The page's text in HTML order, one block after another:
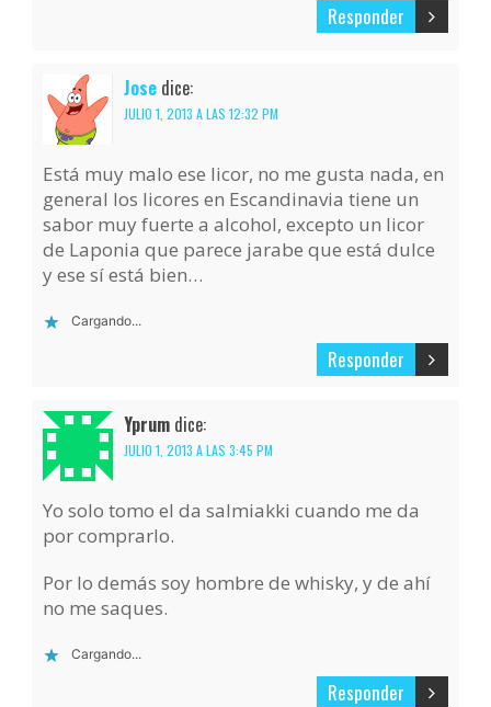
Responder
Jose dice:
JULIO 1, 2013 A LAS 12:32 PM
Está muy malo ese licor, no me gusta nada, en
general los licores en Escandinavia tiene un
sabor muy fuerte a alcohol, excepto un licor
de Laponia que parece jarabe que está dulce
y ese sí está bien…
Cargando...
Responder
Yprum dice:
JULIO 1, 2013 A LAS 3:45 PM
Yo solo tomo el da salmiakki cuando me da
por comprarlo.
Por lo demás soy hombre de whisky, y de ahí
no me saques.
Cargando...
Responder